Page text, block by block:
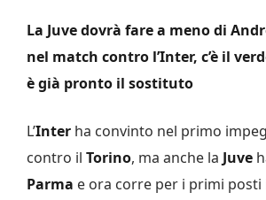
La Juve dovrà fare a meno di
nel match contro l’Inter, c’è il
è già pronto il sostituto
L’Inter ha convinto nel primo
contro il Torino, ma anche la Juve
Parma e ora corre per i primi posti